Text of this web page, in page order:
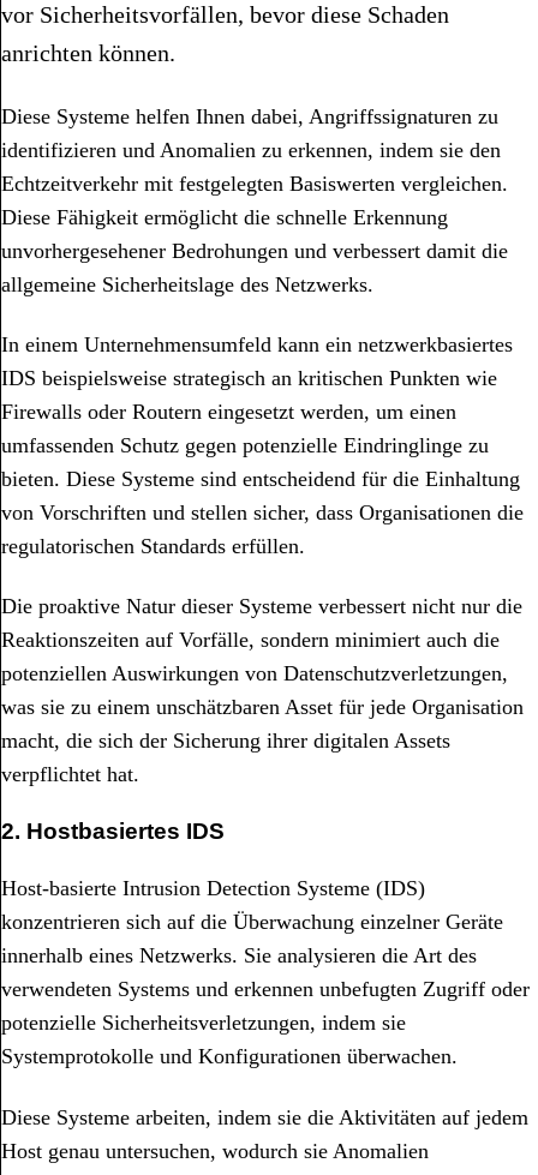
vor Sicherheitsvorfällen, bevor diese Schaden
anrichten können.
Diese Systeme helfen Ihnen dabei, Angriffssignaturen zu
identifizieren und Anomalien zu erkennen, indem sie den
Echtzeitverkehr mit festgelegten Basiswerten vergleichen.
Diese Fähigkeit ermöglicht die schnelle Erkennung
unvorhergesehener Bedrohungen und verbessert damit die
allgemeine Sicherheitslage des Netzwerks.
In einem Unternehmensumfeld kann ein netzwerkbasiertes
IDS beispielsweise strategisch an kritischen Punkten wie
Firewalls oder Routern eingesetzt werden, um einen
umfassenden Schutz gegen potenzielle Eindringlinge zu
bieten. Diese Systeme sind entscheidend für die Einhaltung
von Vorschriften und stellen sicher, dass Organisationen die
regulatorischen Standards erfüllen.
Die proaktive Natur dieser Systeme verbessert nicht nur die
Reaktionszeiten auf Vorfälle, sondern minimiert auch die
potenziellen Auswirkungen von Datenschutzverletzungen,
was sie zu einem unschätzbaren Asset für jede Organisation
macht, die sich der Sicherung ihrer digitalen Assets
verpflichtet hat.
2. Hostbasiertes IDS
Host-basierte Intrusion Detection Systeme (IDS)
konzentrieren sich auf die Überwachung einzelner Geräte
innerhalb eines Netzwerks. Sie analysieren die Art des
verwendeten Systems und erkennen unbefugten Zugriff oder
potenzielle Sicherheitsverletzungen, indem sie
Systemprotokolle und Konfigurationen überwachen.
Diese Systeme arbeiten, indem sie die Aktivitäten auf jedem
Host genau untersuchen, wodurch sie Anomalien